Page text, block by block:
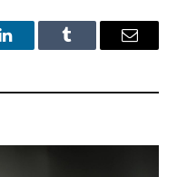
LinkedInTumblr Email